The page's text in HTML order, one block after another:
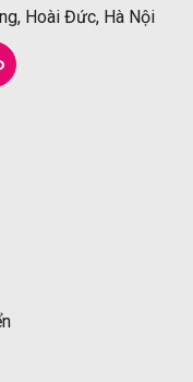
Hoài Đức, Hà Nội